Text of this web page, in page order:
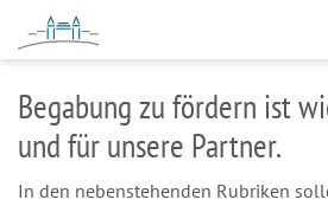
Begabung zu fördern ist
und für unsere Partner.
In den nebenstehenden Rubriken